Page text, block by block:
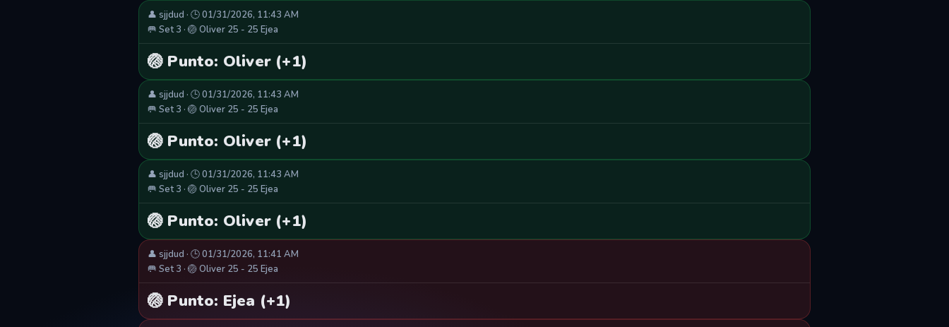
👤 sjjdud · 🕒 01/31/2026, 11:43 AM
🥅 Set 3 · 🏐 Oliver 25 - 25 Ejea
🏐 Punto: Oliver (+1)
👤 sjjdud · 🕒 01/31/2026, 11:43 AM
🥅 Set 3 · 🏐 Oliver 25 - 25 Ejea
🏐 Punto: Oliver (+1)
👤 sjjdud · 🕒 01/31/2026, 11:43 AM
🥅 Set 3 · 🏐 Oliver 25 - 25 Ejea
🏐 Punto: Oliver (+1)
👤 sjjdud · 🕒 01/31/2026, 11:41 AM
🥅 Set 3 · 🏐 Oliver 25 - 25 Ejea
🏐 Punto: Ejea (+1)